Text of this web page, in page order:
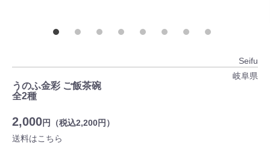
Seifu
岐阜県
うのふ金彩 ご飯茶碗
全2種
2,000円（税込2,200円）
送料はこちら